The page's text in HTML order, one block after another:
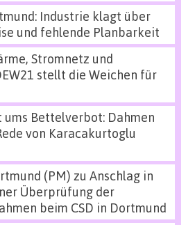
Industrie klagt über
und fehlende Planbarkeit
Stromnetz und
stellt die Weichen für
ums Bettelverbot: Dahmen
von Karacakurtoglu
(PM) zu Anschlag in
Überprüfung der
beim CSD in Dortmund